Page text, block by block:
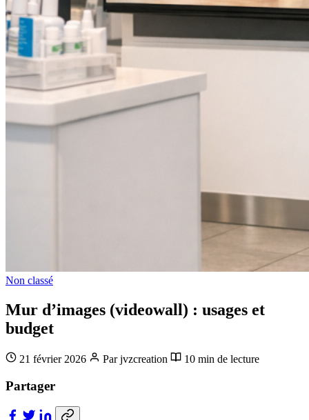
Non classé
Mur d’images (videowall) : usages et
budget
21 février 2026 Par jvzcreation 10 min de lecture
Partager